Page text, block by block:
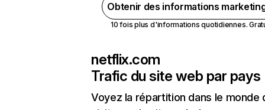
Obtenir des informations
10 fois plus d'informations quotidiennes.
netflix.com
Trafic du site web par pays
Voyez la répartition dans le monde